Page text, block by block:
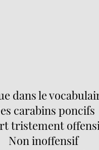
dans le
carabins poncifs
tristement
Non inoffensif